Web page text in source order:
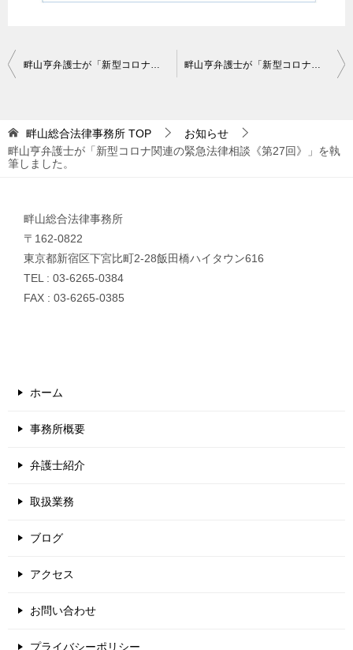
投
ビ
ゲ
畔山亨弁護士が「新型コロナ関連の緊急法律相談《第26回》」を執筆しました。 畔山亨弁護士が「新型コロナ関連の緊急法律相談《第28回》」を執筆しました。
畔山総合法律事務所 TOP
お知らせ
畔山亨弁護士が「新型コロナ関連の緊急法律相談《第27回》」を執
筆しました。
畔山総合法律事務所
〒162-0822
東京都新宿区下宮比町2-28飯田橋ハイタウン616
TEL : 03-6265-0384
FAX : 03-6265-0385
ホーム
事務所概要
弁護士紹介
取扱業務
ブログ
アクセス
お問い合わせ
プライバシーポリシー